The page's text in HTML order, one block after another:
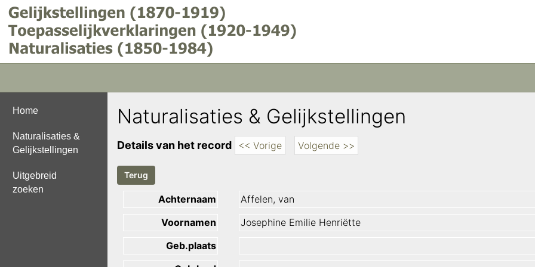
Home
Naturalisaties &
Gelijkstellingen
Uitgebreid
zoeken
Naturalisaties & Gelijkstellingen
Details van het record << Vorige Volgende >>
Achternaam
Affelen, van
Voornamen
Josephine Emilie Henriëtte
Geb.plaats